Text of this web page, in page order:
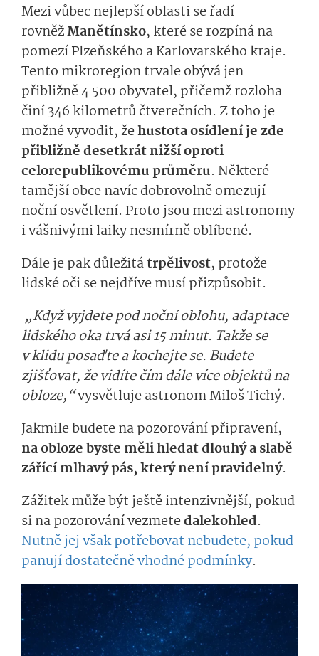
Mezi vůbec nejlepší oblasti se řadí
rovněžManětín­sko, které se rozpíná na
pomezí Plzeňského a Karlovarského kraje.
Tento mikroregion trvale obývá jen
přibližně 4 500 obyvatel, přičemž rozloha
činí 346 kilometrů čtverečních. Z toho je
možné vyvodit, žehustota osídlení je zde
přibližně desetkrát nižší oproti
celorepublikovému průměru. Některé
tamější obce navíc dobrovolně omezují
noční osvětlení. Proto jsou mezi astronomy
i vášnivými laiky nesmírně oblíbené.
Dále je pak důležitátrpělivost, protože
lidské oči se nejdříve musí přizpůsobit.
„Když vyjdete pod noční oblohu, adaptace
lidského oka trvá asi 15 minut. Takže se
v klidu posaďte a kochejte se. Budete
zjišťovat, že vidíte čím dále více objektů na
obloze,“vysvětluje astronom Miloš Tichý.
Jakmile budete na pozorování připravení,
na obloze byste měli hledat dlouhý a slabě
zářící mlhavý pás, který není pravidelný.
Zážitek může být ještě intenzivnější, pokud
si na pozorování vezmetedalekohled.
Nutně jej však potřebovat nebudete, pokud
panují dostatečně vhodné podmínky.